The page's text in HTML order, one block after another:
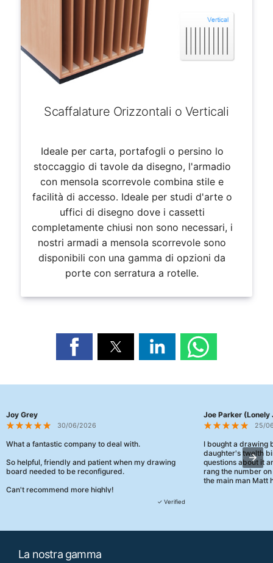
Scaffalature Orizzontali o Verticali
Ideale per carta, portafogli o persino lo
stoccaggio di tavole da disegno, l'armadio
con mensola scorrevole combina stile e
facilità di accesso. Ideale per studi d'arte o
uffici di disegno dove i cassetti
completamente chiusi non sono necessari, i
nostri armadi a mensola scorrevole sono
disponibili con una gamma di opzioni da
porte con serratura a rotelle.
Joy Grey
30/06/2026
What a fantastic company to deal with.
So helpful, friendly and patient when my drawing
board needed to be reconfigured.
Can't recommend more highly!
✓ Verified
Joe Parker (Lonely
25/
I bought a drawing
daughter's twelth
questions about it
rang the number
the main man Matt
La nostra gamma